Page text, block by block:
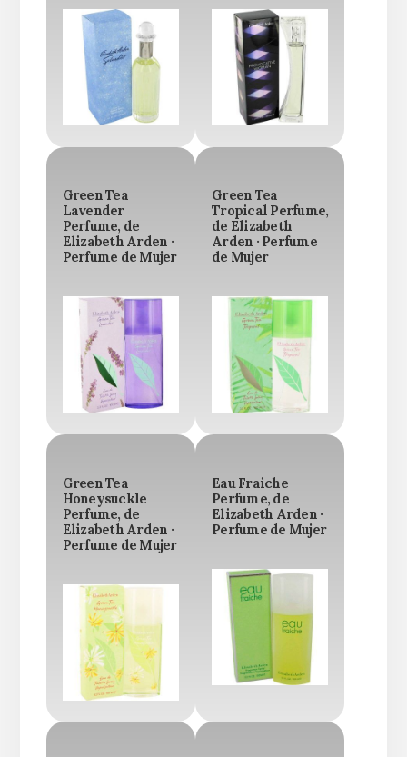
Green Tea
Lavender
Perfume, de
Elizabeth Arden ·
Perfume de Mujer
Green Tea
Tropical Perfume,
de Elizabeth
Arden · Perfume
de Mujer
Green Tea
Honeysuckle
Perfume, de
Elizabeth Arden ·
Perfume de Mujer
Eau Fraiche
Perfume, de
Elizabeth Arden ·
Perfume de Mujer